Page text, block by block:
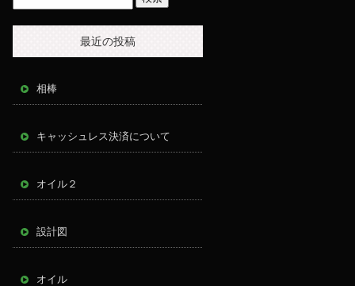
最近の投稿
相棒
キャッシュレス決済について
オイル２
設計図
オイル